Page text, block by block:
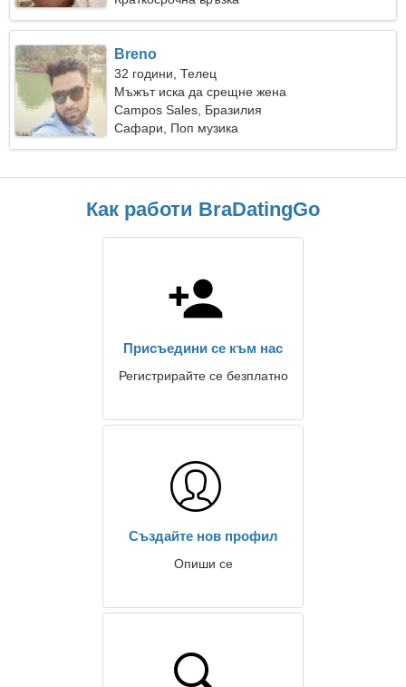
Breno
32 години, Телец
Мъжът иска да срещне жена
Campos Sales, Бразилия
Сафари, Поп музика
Как работи BraDatingGo
Присъедини се към нас
Регистрирайте се безплатно
Създайте нов профил
Опиши се